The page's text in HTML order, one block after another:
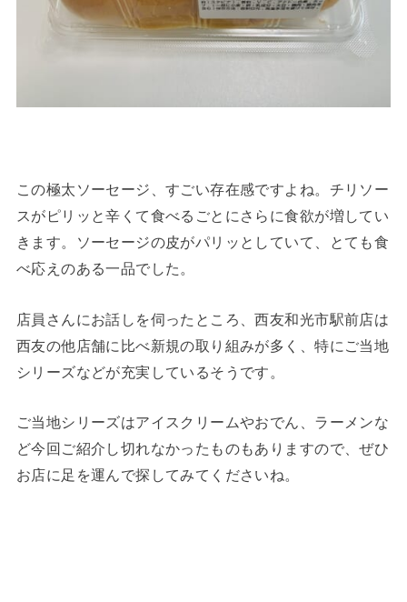
この極太ソーセージ、すごい存在感ですよね。チリソー
スがピリッと辛くて食べるごとにさらに食欲が増してい
きます。ソーセージの皮がパリッとしていて、とても食
べ応えのある一品でした。
店員さんにお話しを伺ったところ、西友和光市駅前店は
西友の他店舗に比べ新規の取り組みが多く、特にご当地
シリーズなどが充実しているそうです。
ご当地シリーズはアイスクリームやおでん、ラーメンな
ど今回ご紹介し切れなかったものもありますので、ぜひ
お店に足を運んで探してみてくださいね。